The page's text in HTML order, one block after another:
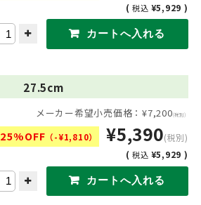
(税込 ¥5,929 )
27.5cm
メーカー希望小売価格：¥7,200(税別)
25%OFF （-¥1,810） ¥5,390(税別)
(税込 ¥5,929 )